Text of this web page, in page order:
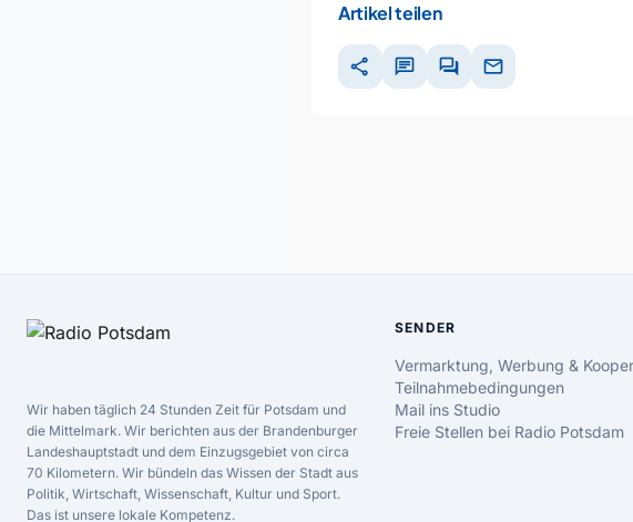
Artikel teilen
share chat forum mail
Wir haben täglich 24 Stunden Zeit für Potsdam und
die Mittelmark. Wir berichten aus der Brandenburger
Landeshauptstadt und dem Einzugsgebiet von circa
70 Kilometern. Wir bündeln das Wissen der Stadt aus
Politik, Wirtschaft, Wissenschaft, Kultur und Sport.
Das ist unsere lokale Kompetenz.
SENDER
Vermarktung, Werbung &
Teilnahmebedingungen
Mail ins Studio
Freie Stellen bei Radio Potsdam